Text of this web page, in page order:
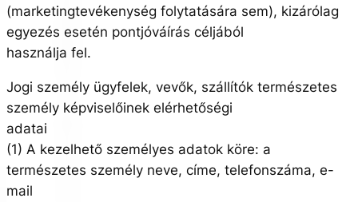
(marketingtevékenység folytatására sem), kizárólag
egyezés esetén pontjóváírás céljából
használja fel.
Jogi személy ügyfelek, vevők, szállítók természetes
személy képviselőinek elérhetőségi
adatai
(1) A kezelhető személyes adatok köre: a
természetes személy neve, címe, telefonszáma, e-
mail